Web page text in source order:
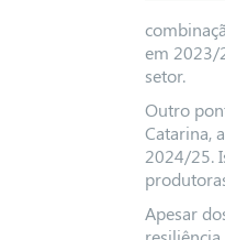
em 2023/
setor.
Outro
Catarina,
2024/25.
Apesar